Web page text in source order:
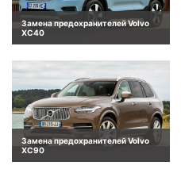
Замена предохранителей Volvo
XC40
Замена предохранителей Volvo
XC90